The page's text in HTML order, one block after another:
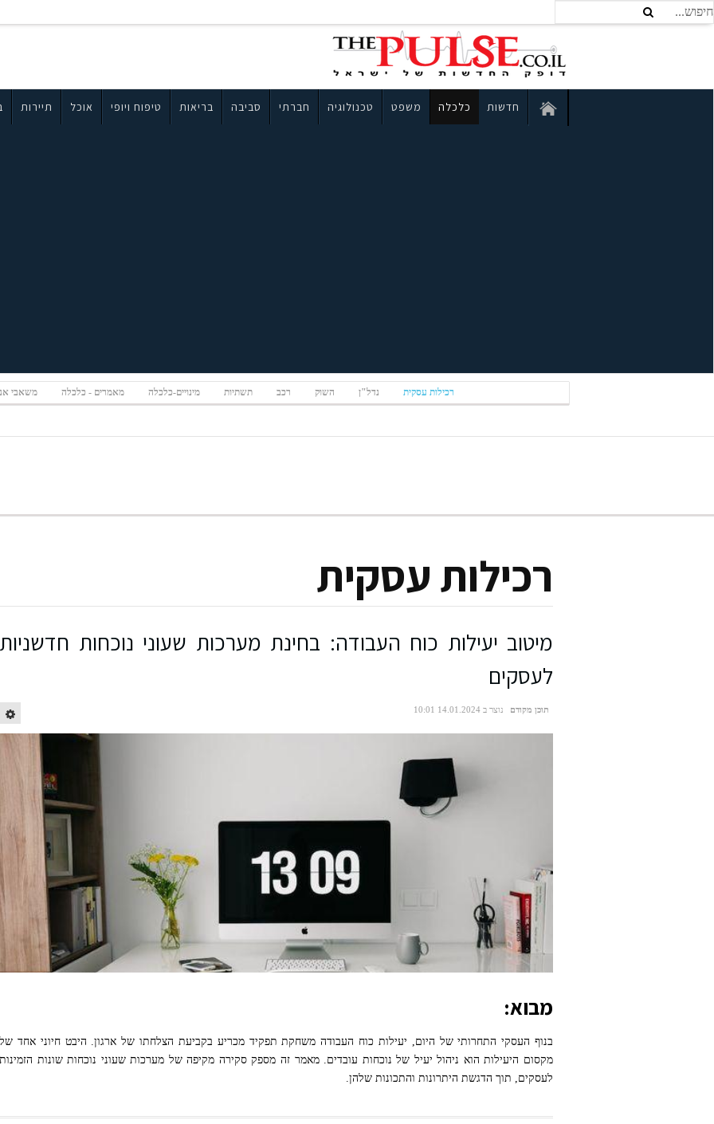
חדשות כלכלה משפט טכנולוגיה חברתי סביבה בריאות טיפוח ויופי אוכל תיירות
רכילות עסקית נדל"ן השוק רכב תשתיות מינויים-כלכלה מאמרים - כלכלה משאבי
רכילות עסקית
מיטוב יעילות כוח העבודה: בחינת מערכות שעוני נוכחות חדשניות
לעסקים
תוכן מקודם נוצר ב 14.01.2024 10:01
קרדיט ל Pixabay באתר PEXELS
מבוא:
בנוף העסקי התחרותי של היום, יעילות כוח העבודה משחקת תפקיד מכריע בקביעת הצלחתו של ארגון. היבט חיוני אחד של
מקסום היעילות הוא ניהול יעיל של נוכחות עובדים. מאמר זה מספק סקירה מקיפה של מערכות שעוני נוכחות שונות הזמינות
לעסקים, תוך הדגשת היתרונות והתכונות שלהן.